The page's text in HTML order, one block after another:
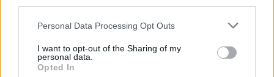
Personal Data Processing Opt Outs
I want to opt-out of the Sharing of my
personal data.
Opted In
helyzet. Két hét múlva lehet, hogy más lesz. Lehet, hogy orbán
államférfivá válik. Lehet hogy, népszerűség ide vagy oda,el kezdi
kezd önállóan a gazdaság érdekében és nem orbán
népszerűségének érdekében kormányozni. És akkor más